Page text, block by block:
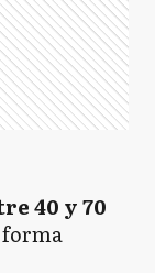
40 y 70
forma